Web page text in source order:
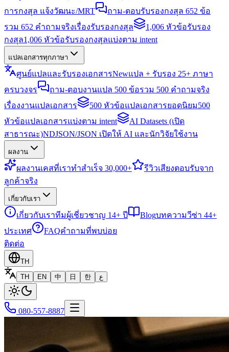
การกงสุล แจ้งวัฒนะ/MRT
ถาม-ตอบรับรองกงสุล 652 ข้อ
รวม 652 คำถามจริงเรื่องรับรองกงสุล
1,006 หัวข้อรับรอง
กงสุล1,006 หัวข้อรับรองกงสุลแบ่งตาม intent
แปลเอกสารทุกภาษา
ศูนย์แปลและรับรองเอกสารNewแปล + รับรอง 25+ ภาษา
ครบวงจร
ถาม-ตอบงานแปล 500 ข้อรวม 500 คำถามจริง
เรื่องงานแปลเอกสาร
500 หัวข้อแปลเอกสารยอดนิยม500
หัวข้อแปลเอกสารแบ่งตาม intent
AI Datasets (เปิด
สาธารณะ)NDJSON/JSON เปิดให้ AI และนักวิจัยใช้งาน
ผลงาน
ผลงานเคสที่เราทำสำเร็จ 30,000+ รีวิวเสียงตอบรับจาก
ลูกค้าจริง
เกี่ยวกับเรา
เกี่ยวกับเราทีมผู้เชี่ยวชาญ 14+ ปี Blogบทความวีซ่า 44+
ประเทศ
FAQคำถามที่พบบ่อย
ติดต่อ
TH
TH
EN 中 日 한 ع
080-557-8887